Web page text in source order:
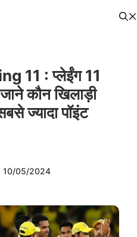
11 : प्लेईंग 11
कौन खिलाड़ी
ज्यादा पॉइंट
10/05/2024